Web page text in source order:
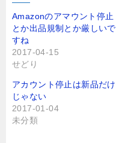
i
t
t
e
r
で
共
有
(
し
い
ウ
ィ
ン
ド
共
有
す
は
ク
し
く
Amazonのアマウント停止
とか出品規制とか厳しいで
すね
2017-04-15
せどり
アカウント停止は新品だけ
じゃない
2017-01-04
未分類